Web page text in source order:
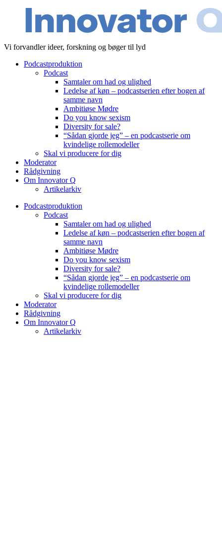
Vi forvandler ideer, forskning og bøger til lyd
Podcastproduktion
Podcast
Samtaler om had og ulighed
Ledelse af køn – podcastserien efter bogen af
samme navn
Ambitiøse Mødre
Do you know sexism
Diversity for sale?
“Sådan gjorde jeg” – en podcastserie om
kvindelige rollemodeller
Skal vi producere for dig
Moderator
Rådgivning
Om Innovator Q
Artikelarkiv
Podcastproduktion
Podcast
Samtaler om had og ulighed
Ledelse af køn – podcastserien efter bogen af
samme navn
Ambitiøse Mødre
Do you know sexism
Diversity for sale?
“Sådan gjorde jeg” – en podcastserie om
kvindelige rollemodeller
Skal vi producere for dig
Moderator
Rådgivning
Om Innovator Q
Artikelarkiv